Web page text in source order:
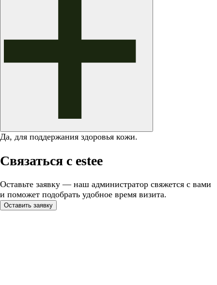
Да, для поддержания здоровья кожи.
Связаться с estee
Оставьте заявку — наш администратор свяжется с вами
и поможет подобрать удобное время визита.
Оставить заявку